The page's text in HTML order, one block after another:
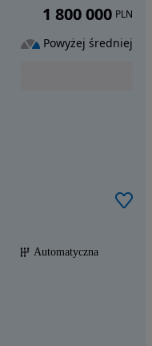
Automatyczna
1 800 000 PLN
Powyżej średniej